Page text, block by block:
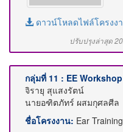
ดาวน์โหลดไฟล์โครงง
ปรับปรุงล่าสุด
กลุ่มที่ 11 : EE Workshop
จิรายุ สุแสงรัตน์
นายอฑิตภัทร์ ผสมกุศลศีล
ชื่อโครงงาน: Ear